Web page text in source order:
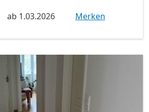
ab 1.03.2026 Merken